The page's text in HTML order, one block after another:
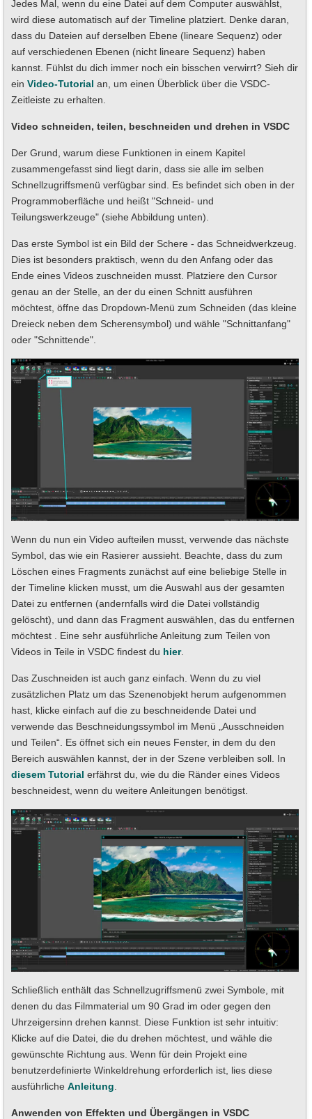
Jedes Mal, wenn du eine Datei auf dem Computer auswählst,
wird diese automatisch auf der Timeline platziert. Denke daran,
dass du Dateien auf derselben Ebene (lineare Sequenz) oder
auf verschiedenen Ebenen (nicht lineare Sequenz) haben
kannst. Fühlst du dich immer noch ein bisschen verwirrt? Sieh dir
ein Video-Tutorial an, um einen Überblick über die VSDC-
Zeitleiste zu erhalten.
Video schneiden, teilen, beschneiden und drehen in VSDC
Der Grund, warum diese Funktionen in einem Kapitel
zusammengefasst sind liegt darin, dass sie alle im selben
Schnellzugriffsmenü verfügbar sind. Es befindet sich oben in der
Programmoberfläche und heißt "Schneid- und
Teilungswerkzeuge" (siehe Abbildung unten).
Das erste Symbol ist ein Bild der Schere - das Schneidwerkzeug.
Dies ist besonders praktisch, wenn du den Anfang oder das
Ende eines Videos zuschneiden musst. Platziere den Cursor
genau an der Stelle, an der du einen Schnitt ausführen
möchtest, öffne das Dropdown-Menü zum Schneiden (das kleine
Dreieck neben dem Scherensymbol) und wähle "Schnittanfang"
oder "Schnittende".
Wenn du nun ein Video aufteilen musst, verwende das nächste
Symbol, das wie ein Rasierer aussieht. Beachte, dass du zum
Löschen eines Fragments zunächst auf eine beliebige Stelle in
der Timeline klicken musst, um die Auswahl aus der gesamten
Datei zu entfernen (andernfalls wird die Datei vollständig
gelöscht), und dann das Fragment auswählen, das du entfernen
möchtest . Eine sehr ausführliche Anleitung zum Teilen von
Videos in Teile in VSDC findest du hier.
Das Zuschneiden ist auch ganz einfach. Wenn du zu viel
zusätzlichen Platz um das Szenenobjekt herum aufgenommen
hast, klicke einfach auf die zu beschneidende Datei und
verwende das Beschneidungssymbol im Menü „Ausschneiden
und Teilen“. Es öffnet sich ein neues Fenster, in dem du den
Bereich auswählen kannst, der in der Szene verbleiben soll. In
diesem Tutorial erfährst du, wie du die Ränder eines Videos
beschneidest, wenn du weitere Anleitungen benötigst.
Schließlich enthält das Schnellzugriffsmenü zwei Symbole, mit
denen du das Filmmaterial um 90 Grad im oder gegen den
Uhrzeigersinn drehen kannst. Diese Funktion ist sehr intuitiv:
Klicke auf die Datei, die du drehen möchtest, und wähle die
gewünschte Richtung aus. Wenn für dein Projekt eine
benutzerdefinierte Winkeldrehung erforderlich ist, lies diese
ausführliche Anleitung
Anwenden von Effekten und Übergängen in VSDC